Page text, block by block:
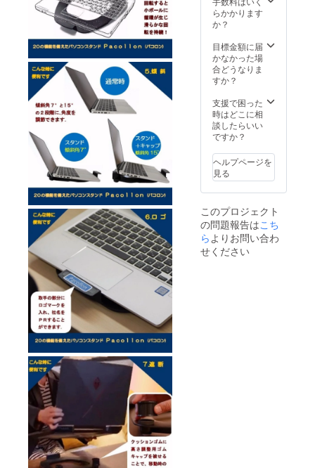
らかかります
か？
目標金額に届
かなかった場
合どうなりま
すか？
支援で困った
時はどこに相
談したらいい
ですか？
ヘルプページを
見る
このプロジェクト
の問題報告はこち
ら よりお問い合わ
せください